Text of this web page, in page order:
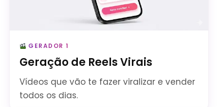
GERADOR 1
Geração de Reels Virais
Vídeos que vão te fazer viralizar e vender
todos os dias.